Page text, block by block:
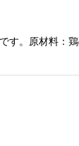
す。原材料：